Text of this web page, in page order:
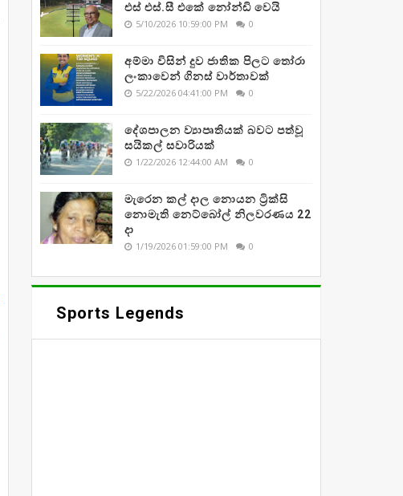
එස් එස්.සී එකේ නෝන්ඩි වෙයි
5/10/2026 10:59:00 PM 0
අම්මා විසින් දුව ජාතික පිලට තෝරා
ලංකාවෙන් ගිනස් වාර්තාවක්
5/22/2026 04:41:00 PM 0
දේශපාලන ව්‍යාපෘතියක් බවට පත්වූ
සයිකල් සවාරියක්
1/22/2026 12:44:00 AM 0
මැරෙන කල් දාල නොයන ට්‍රික්සි
නොමැති නෙට්බෝල් නිලවරණය 22
දා
1/19/2026 01:59:00 PM 0
Sports Legends